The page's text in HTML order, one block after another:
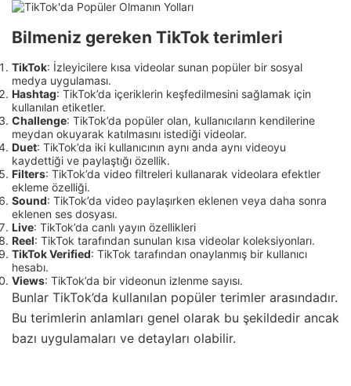
Bilmeniz gereken TikTok terimleri
TikTok: İzleyicilere kısa videolar sunan popüler bir sosyal
medya uygulaması.
Hashtag: TikTok’da içeriklerin keşfedilmesini sağlamak için
kullanılan etiketler.
Challenge: TikTok’da popüler olan, kullanıcıların kendilerine
meydan okuyarak katılmasını istediği videolar.
Duet: TikTok’da iki kullanıcının aynı anda aynı videoyu
kaydettiği ve paylaştığı özellik.
Filters: TikTok’da video filtreleri kullanarak videolara efektler
ekleme özelliği.
Sound: TikTok’da video paylaşırken eklenen veya daha sonra
eklenen ses dosyası.
Live: TikTok’da canlı yayın özellikleri
Reel: TikTok tarafından sunulan kısa videolar koleksiyonları.
TikTok Verified: TikTok tarafından onaylanmış bir kullanıcı
hesabı.
Views: TikTok’da bir videonun izlenme sayısı.
Bunlar TikTok’da kullanılan popüler terimler arasındadır.
Bu terimlerin anlamları genel olarak bu şekildedir ancak
bazı uygulamaları ve detayları olabilir.